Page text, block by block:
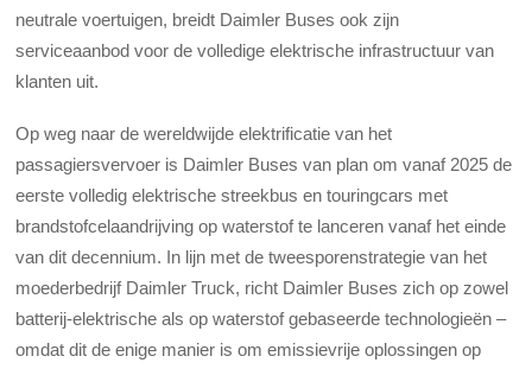
neutrale voertuigen, breidt Daimler Buses ook zijn
serviceaanbod voor de volledige elektrische infrastructuur van
klanten uit.
Op weg naar de wereldwijde elektrificatie van het
passagiersvervoer is Daimler Buses van plan om vanaf 2025 de
eerste volledig elektrische streekbus en touringcars met
brandstofcelaandrijving op waterstof te lanceren vanaf het einde
van dit decennium. In lijn met de tweesporenstrategie van het
moederbedrijf Daimler Truck, richt Daimler Buses zich op zowel
batterij-elektrische als op waterstof gebaseerde technologieën –
omdat dit de enige manier is om emissievrije oplossingen op